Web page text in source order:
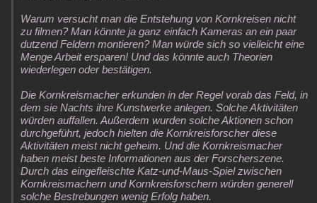
Warum versucht man die Entstehung von Kornkreisen nicht
zu filmen? Man könnte ja ganz einfach Kameras an ein paar
dutzend Feldern montieren? Man würde sich so vielleicht eine
Menge Arbeit ersparen! Und das könnte auch Theorien
wiederlegen oder bestätigen.
Die Kornkreismacher erkunden in der Regel vorab das Feld, in
dem sie Nachts ihre Kunstwerke anlegen. Solche Aktivitäten
würden auffallen. Außerdem wurden solche Aktionen schon
durchgeführt, jedoch hielten die Kornkreisforscher diese
Aktivitäten meist nicht geheim. Und die Kornkreismacher
haben meist beste Informationen aus der Forscherszene.
Durch das eingefleischte Katz-und-Maus-Spiel zwischen
Kornkreismachern und Kornkreisforschern würden generell
solche Bestrebungen wenig Erfolg haben.